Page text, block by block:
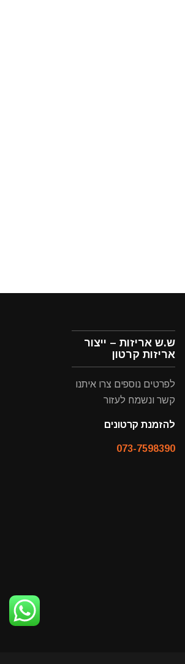
ש.ש אריזות – ייצור
אריזות קרטון
לפרטים נוספים צרו איתנו
קשר ונשמח לעזור
להזמנת קרטונים
073-7598390